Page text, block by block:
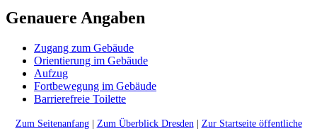
Genauere Angaben
Zugang zum Gebäude
Orientierung im Gebäude
Aufzug
Fortbewegung im Gebäude
Barrierefreie Toilette
Zum Seitenanfang| Zum Überblick Dresden| Zur Startseite öffentliche